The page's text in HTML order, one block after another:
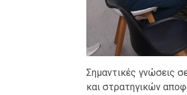
Σημαντικές γνώσεις
και στρατηγικών